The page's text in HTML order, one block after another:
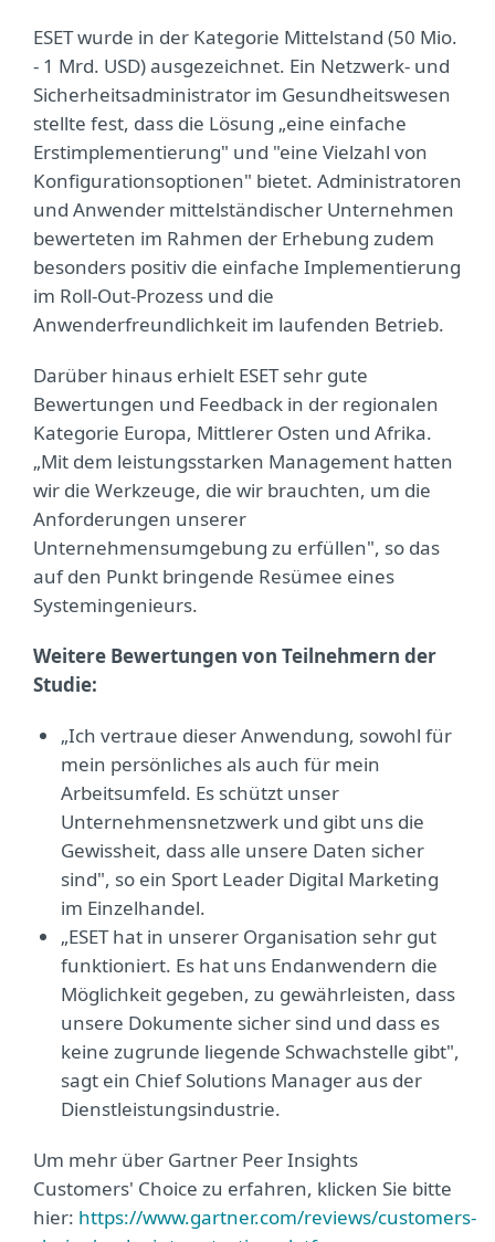
ESET wurde in der Kategorie Mittelstand (50 Mio.
- 1 Mrd. USD) ausgezeichnet. Ein Netzwerk- und
Sicherheitsadministrator im Gesundheitswesen
stellte fest, dass die Lösung „eine einfache
Erstimplementierung" und "eine Vielzahl von
Konfigurationsoptionen" bietet. Administratoren
und Anwender mittelständischer Unternehmen
bewerteten im Rahmen der Erhebung zudem
besonders positiv die einfache Implementierung
im Roll-Out-Prozess und die
Anwenderfreundlichkeit im laufenden Betrieb.
Darüber hinaus erhielt ESET sehr gute
Bewertungen und Feedback in der regionalen
Kategorie Europa, Mittlerer Osten und Afrika.
„Mit dem leistungsstarken Management hatten
wir die Werkzeuge, die wir brauchten, um die
Anforderungen unserer
Unternehmensumgebung zu erfüllen", so das
auf den Punkt bringende Resümee eines
Systemingenieurs.
Weitere Bewertungen von Teilnehmern der
Studie:
„Ich vertraue dieser Anwendung, sowohl für
mein persönliches als auch für mein
Arbeitsumfeld. Es schützt unser
Unternehmensnetzwerk und gibt uns die
Gewissheit, dass alle unsere Daten sicher
sind", so ein Sport Leader Digital Marketing
im Einzelhandel.
„ESET hat in unserer Organisation sehr gut
funktioniert. Es hat uns Endanwendern die
Möglichkeit gegeben, zu gewährleisten, dass
unsere Dokumente sicher sind und dass es
keine zugrunde liegende Schwachstelle gibt",
sagt ein Chief Solutions Manager aus der
Dienstleistungsindustrie.
Um mehr über Gartner Peer Insights
Customers' Choice zu erfahren, klicken Sie bitte
hier: https://www.gartner.com/reviews/customers-